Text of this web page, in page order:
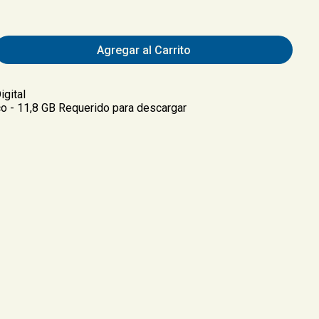
Agregar al Carrito
- 11,8 GB Requerido para descargar